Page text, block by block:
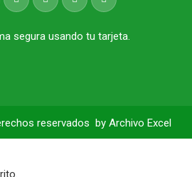
segura usando tu tarjeta.
reservados by Archivo Excel